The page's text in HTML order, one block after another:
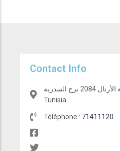
Contact Info
محطة الأرتال 2084 برج السدرية, borj cedria, ben arous,
Tunisia
Téléphone:: 71411120